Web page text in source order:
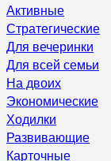
Активные
Стратегические
Для вечеринки
Для всей семьи
На двоих
Экономические
Ходилки
Развивающие
Карточные